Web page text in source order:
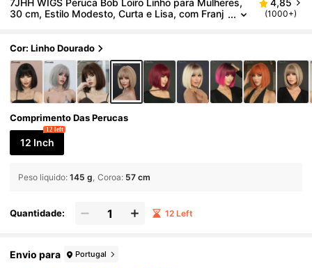
7JHH WIGS Peruca Bob Loiro Linho para Mulheres,
30 cm, Estilo Modesto, Curta e Lisa, com Franj
rio, Festivais de Música, Celebrações e Looks Urba
nos, Acessório Perfeito para Festas.
4,85
(1000+)
Cor: Linho Dourado
Comprimento Das Perucas
12 Inch
12 left
Peso liquido: 145 g Coroa: 57 cm
Quantidade: 12 Left
Envio para Portugal